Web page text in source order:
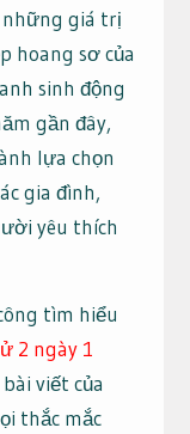
những giá trị
hoang sơ của
sinh động
gần đây,
lựa chọn
gia đình,
yêu thích
tìm hiểu
2 ngày 1
viết của
thắc mắc